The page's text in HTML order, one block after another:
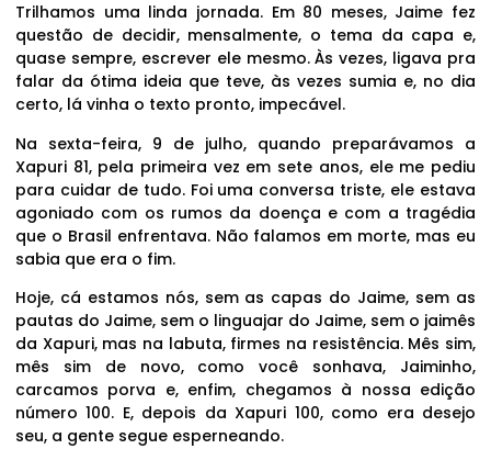
Trilhamos uma linda jornada. Em 80 meses, Jaime fez
questão de decidir, mensalmente, o tema da capa e,
quase sempre, escrever ele mesmo. Às vezes, ligava pra
falar da ótima ideia que teve, às vezes sumia e, no dia
certo, lá vinha o texto pronto, impecável.
Na sexta-feira, 9 de julho, quando preparávamos a
Xapuri 81, pela primeira vez em sete anos, ele me pediu
para cuidar de tudo. Foi uma conversa triste, ele estava
agoniado com os rumos da doença e com a tragédia
que o Brasil enfrentava. Não falamos em morte, mas eu
sabia que era o fim.
Hoje, cá estamos nós, sem as capas do Jaime, sem as
pautas do Jaime, sem o linguajar do Jaime, sem o jaimês
da Xapuri, mas na labuta, firmes na resistência. Mês sim,
mês sim de novo, como você sonhava, Jaiminho,
carcamos porva e, enfim, chegamos à nossa edição
número 100. E, depois da Xapuri 100, como era desejo
seu, a gente segue esperneando.